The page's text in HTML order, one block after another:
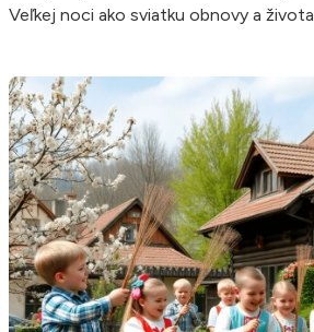
Veľkej noci ako sviatku obnovy a života.